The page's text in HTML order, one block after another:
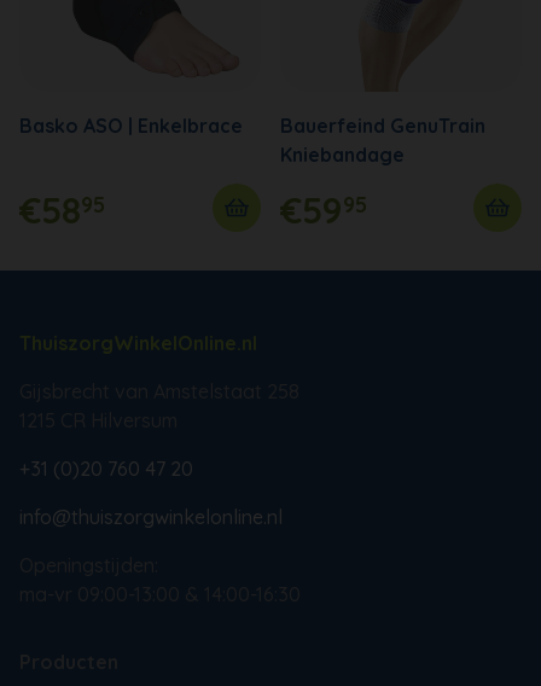
Basko ASO | Enkelbrace
€5895
Bauerfeind GenuTrain
Kniebandage
€5995
+31 (0)20 760 47 20
info@thuiszorgwinkelonline.nl